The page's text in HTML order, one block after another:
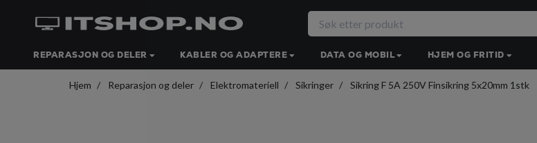
REPARASJON OG DELER KABLER OG ADAPTERE DATA OG MOBIL HJEM OG FRITID
Hjem Reparasjon og deler Elektromateriell Sikringer Sikring F 5A 250V Finsikring 5x20mm 1stk